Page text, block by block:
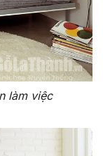
làm việc